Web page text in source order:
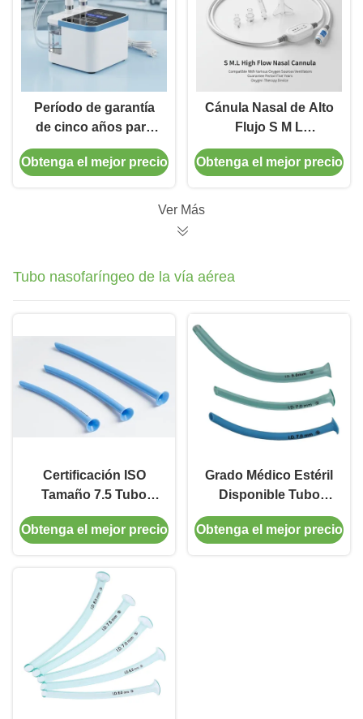
Período de garantía
de cinco años para
irrigador nasal
eléctrico
Obtenga el mejor precio
Cánula Nasal de Alto
Flujo S M L
Compatible con
Varias Fuentes de
Obtenga el mejor precio
Ver Más
Tubo nasofaríngeo de la vía aérea
Certificación ISO
Tamaño 7.5 Tubo
nasofaríngeo de las
vías respiratorias
médicos desechables
Obtenga el mejor precio
Grado Médico Estéril
Disponible Tubo
Nasofaríngeo de las
Vías Aéreas Tamaño
Obtenga el mejor precio